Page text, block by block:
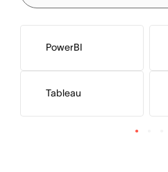
PowerBI
Tableau